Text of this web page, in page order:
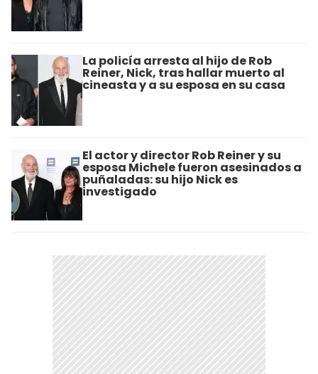
La policía arresta al hijo de Rob
Reiner, Nick, tras hallar muerto al
cineasta y a su esposa en su casa
El actor y director Rob Reiner y su
esposa Michele fueron asesinados a
puñaladas: su hijo Nick es
investigado